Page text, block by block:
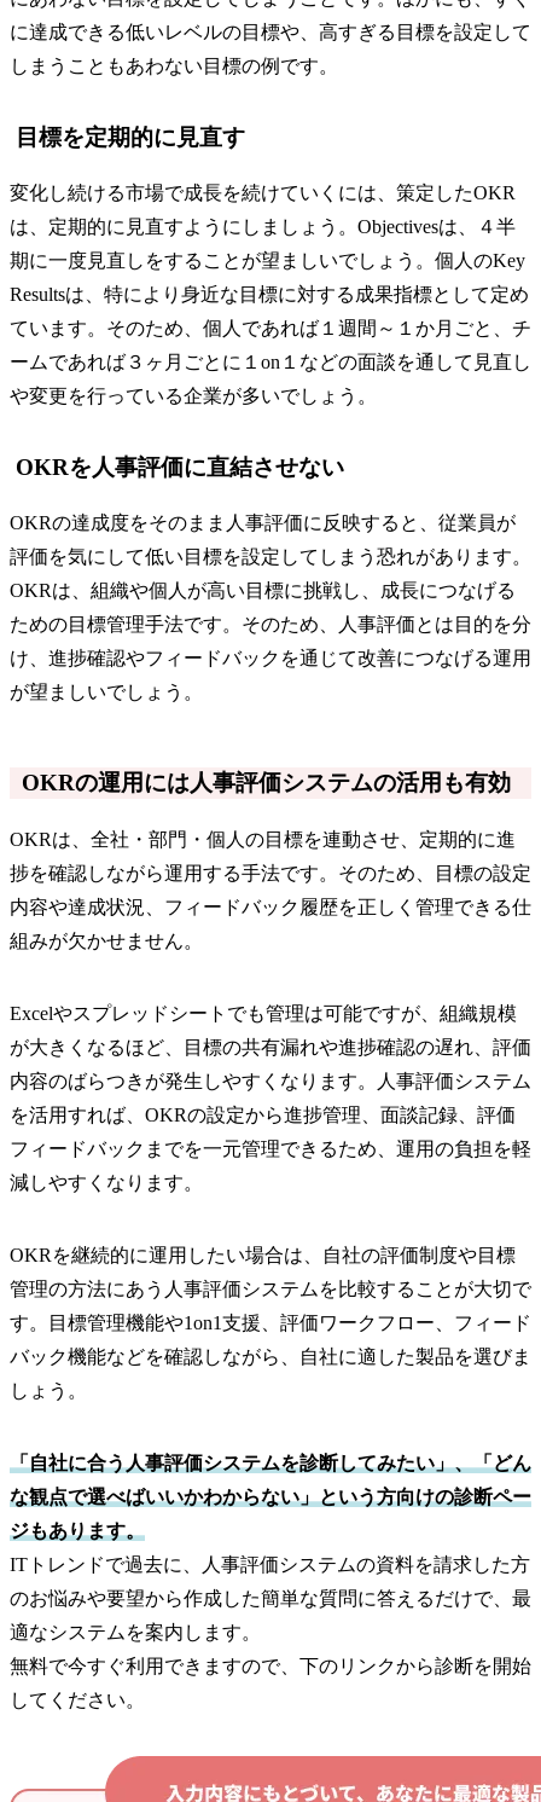
に達成できる低いレベルの目標や、高すぎる目標を設定して
しまうこともあわない目標の例です。
目標を定期的に見直す
変化し続ける市場で成長を続けていくには、策定したOKR
は、定期的に見直すようにしましょう。Objectivesは、４半
期に一度見直しをすることが望ましいでしょう。個人のKey
Resultsは、特により身近な目標に対する成果指標として定め
ています。そのため、個人であれば１週間～１か月ごと、チ
ームであれば３ヶ月ごとに１on１などの面談を通して見直し
や変更を行っている企業が多いでしょう。
OKRを人事評価に直結させない
OKRの達成度をそのまま人事評価に反映すると、従業員が
評価を気にして低い目標を設定してしまう恐れがあります。
OKRは、組織や個人が高い目標に挑戦し、成長につなげる
ための目標管理手法です。そのため、人事評価とは目的を分
け、進捗確認やフィードバックを通じて改善につなげる運用
が望ましいでしょう。
OKRの運用には人事評価システムの活用も有効
OKRは、全社・部門・個人の目標を連動させ、定期的に進
捗を確認しながら運用する手法です。そのため、目標の設定
内容や達成状況、フィードバック履歴を正しく管理できる仕
組みが欠かせません。
Excelやスプレッドシートでも管理は可能ですが、組織規模
が大きくなるほど、目標の共有漏れや進捗確認の遅れ、評価
内容のばらつきが発生しやすくなります。人事評価システム
を活用すれば、OKRの設定から進捗管理、面談記録、評価
フィードバックまでを一元管理できるため、運用の負担を軽
減しやすくなります。
OKRを継続的に運用したい場合は、自社の評価制度や目標
管理の方法にあう人事評価システムを比較することが大切で
す。目標管理機能や1on1支援、評価ワークフロー、フィード
バック機能などを確認しながら、自社に適した製品を選びま
しょう。
「自社に合う人事評価システムを診断してみたい」、「どん
な観点で選べばいいかわからない」という方向けの診断ペー
ジもあります。
ITトレンドで過去に、人事評価システムの資料を請求した方
のお悩みや要望から作成した簡単な質問に答えるだけで、最
適なシステムを案内します。
無料で今すぐ利用できますので、下のリンクから診断を開始
してください。